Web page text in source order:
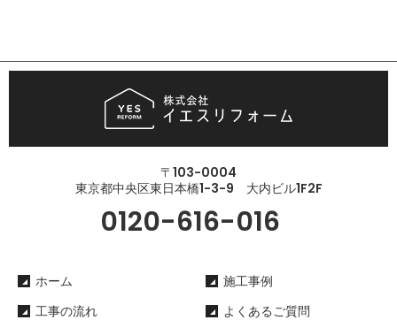
〒103-0004
東京都中央区東日本橋1-3-9 大内ビル1F2F
0120-616-016
ホーム
施工事例
工事の流れ
よくあるご質問